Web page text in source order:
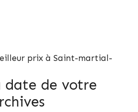
date de votre